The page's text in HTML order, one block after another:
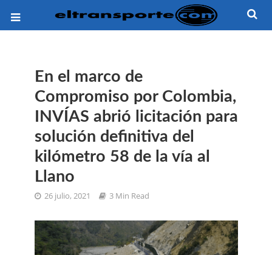
En el marco de
Compromiso por Colombia,
INVÍAS abrió licitación para
solución definitiva del
kilómetro 58 de la vía al
Llano
26 julio, 2021 3 Min Read